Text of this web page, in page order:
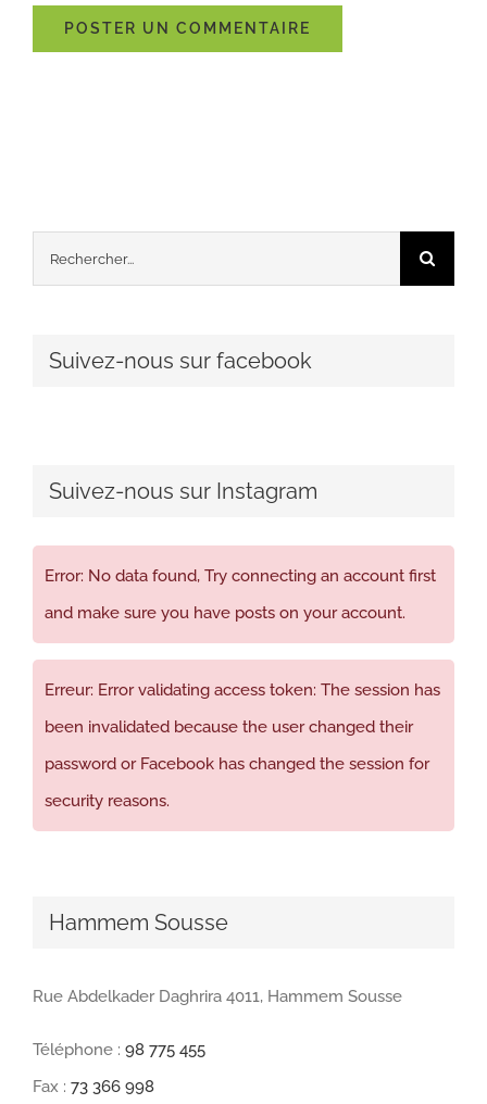
Rechercher:
Suivez-nous sur facebook
Suivez-nous sur Instagram
Error: No data found, Try connecting an account first
and make sure you have posts on your account.
Erreur: Error validating access token: The session has
been invalidated because the user changed their
password or Facebook has changed the session for
security reasons.
Hammem Sousse
Rue Abdelkader Daghrira 4011, Hammem Sousse
Téléphone : 98 775 455
Fax : 73 366 998